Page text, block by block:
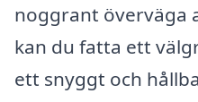
noggrant överväga
kan du fatta ett
ett snyggt och